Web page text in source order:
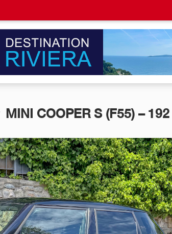
MINI COOPER S (F55) –